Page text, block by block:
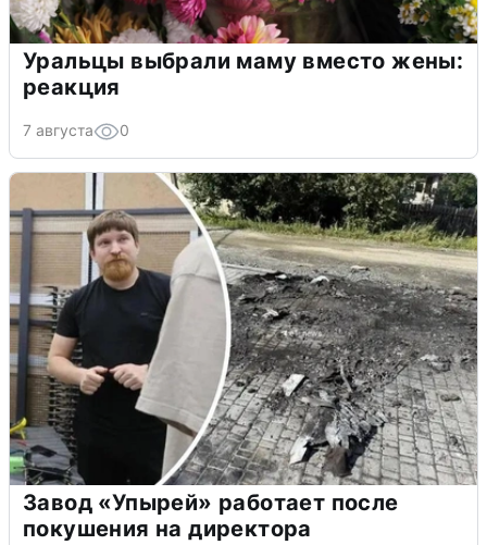
Уральцы выбрали маму вместо жены:
реакция
7 августа 0
Завод «Упырей» работает после
покушения на директора